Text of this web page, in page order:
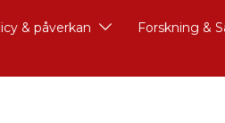
& påverkan
Forskning &